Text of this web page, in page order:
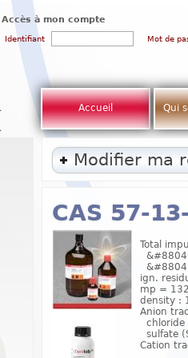
Accès à mon compte
Identifiant Mot de
Accueil Qui
Modifier ma
CAS 57-
Total
ign.
mp =
density :
Anion
chloride
sulfate
Cation